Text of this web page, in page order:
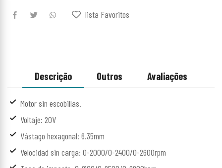
lista Favoritos
Descrição Outros Avaliações
Motor sin escobillas.
Voltaje: 20V
Vástago hexagonal: 6.35mm
Velocidad sin carga: 0-2000/0-2400/0-2600rpm